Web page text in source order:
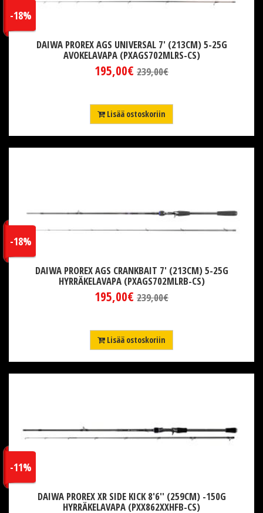
DAIWA PROREX AGS UNIVERSAL 7' (213CM) 5-25G
AVOKELAVAPA (PXAGS702MLRS-CS)
195,00€
-18%
239,00€
Lisää ostoskoriin
DAIWA PROREX AGS CRANKBAIT 7' (213CM) 5-25G
HYRRÄKELAVAPA (PXAGS702MLRB-CS)
195,00€
-18%
239,00€
Lisää ostoskoriin
DAIWA PROREX XR SIDE KICK 8'6'' (259CM) -150G
HYRRÄKELAVAPA (PXX862XXHFB-CS)
-11%